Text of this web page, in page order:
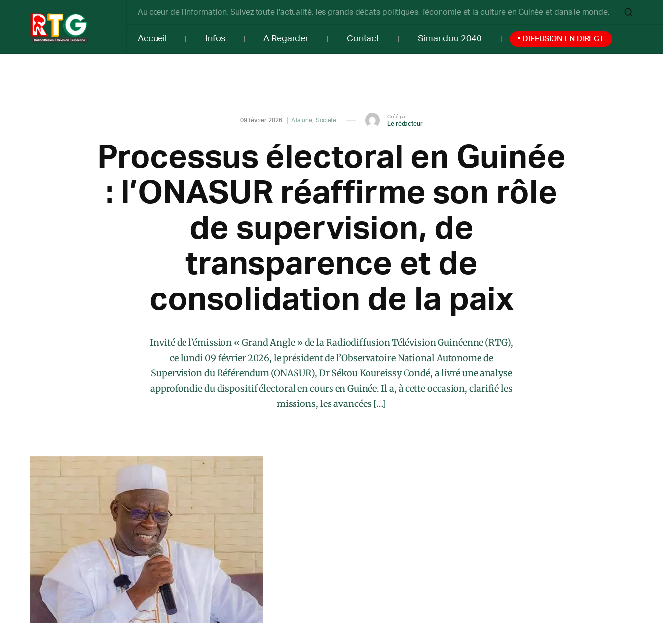
Au cœur de l'information. Suivez toute l'actualité, les grands débats politiques, l'économie et la culture en Guinée et dans le monde.
Accueil Infos A Regarder Contact Simandou 2040 • DIFFUSION EN DIRECT
09 février 2026 A la une Société
Créé par
Le rédacteur
Processus électoral en Guinée
: l’ONASUR réaffirme son rôle
de supervision, de
transparence et de
consolidation de la paix
Invité de l’émission « Grand Angle » de la Radiodiffusion Télévision Guinéenne (RTG),
ce lundi 09 février 2026, le président de l’Observatoire National Autonome de
Supervision du Référendum (ONASUR), Dr Sékou Koureissy Condé, a livré une analyse
approfondie du dispositif électoral en cours en Guinée. Il a, à cette occasion, clarifié les
missions, les avancées […]